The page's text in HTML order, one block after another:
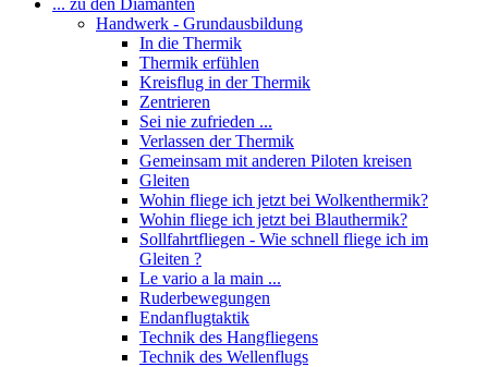
... zu den Diamanten
Handwerk - Grundausbildung
In die Thermik
Thermik erfühlen
Kreisflug in der Thermik
Zentrieren
Sei nie zufrieden ...
Verlassen der Thermik
Gemeinsam mit anderen Piloten kreisen
Gleiten
Wohin fliege ich jetzt bei Wolkenthermik?
Wohin fliege ich jetzt bei Blauthermik?
Sollfahrtfliegen - Wie schnell fliege ich im
Gleiten ?
Le vario a la main ...
Ruderbewegungen
Endanflugtaktik
Technik des Hangfliegens
Technik des Wellenflugs